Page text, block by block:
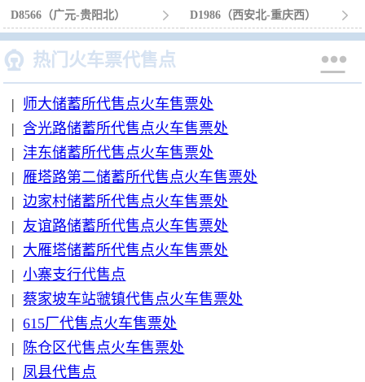
D8566（广元-贵阳北）  D1986（西安北-重庆西） 
 热门火车票代售点 
| 师大储蓄所代售点火车售票处
| 含光路储蓄所代售点火车售票处
| 沣东储蓄所代售点火车售票处
| 雁塔路第二储蓄所代售点火车售票处
| 边家村储蓄所代售点火车售票处
| 友谊路储蓄所代售点火车售票处
| 大雁塔储蓄所代售点火车售票处
| 小寨支行代售点
| 蔡家坡车站虢镇代售点火车售票处
| 615厂代售点火车售票处
|
陈仓区代售点火车售票处
| 凤县代售点